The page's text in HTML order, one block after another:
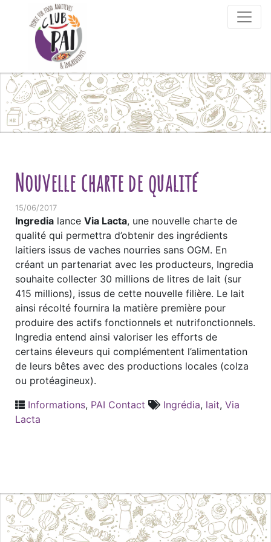
Skip to content
Nouvelle charte de qualité
15/06/2017
Ingredia lance Via Lacta, une nouvelle charte de
qualité qui permettra d’obtenir des ingrédients
laitiers issus de vaches nourries sans OGM. En
créant un partenariat avec les producteurs, Ingredia
souhaite collecter 30 millions de litres de lait (sur
415 millions), issus de cette nouvelle filière. Le lait
ainsi récolté fournira la matière première pour
produire des actifs fonctionnels et nutrifonctionnels.
Ingredia entend ainsi valoriser les efforts de
certains éleveurs qui complémentent l’alimentation
de leurs bêtes avec des productions locales (colza
ou protéagineux).
Informations, PAI Contact Ingrédia, lait, Via
Lacta